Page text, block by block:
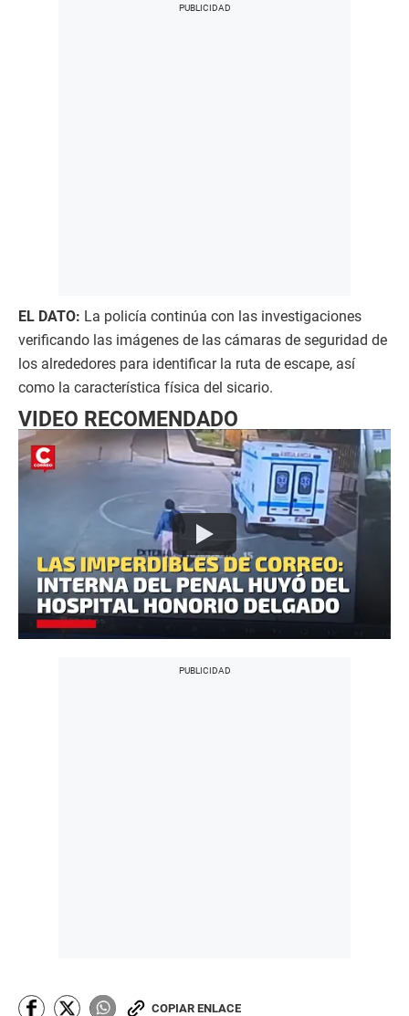
EL DATO: La policía continúa con las investigaciones
verificando las imágenes de las cámaras de seguridad de
los alrededores para identificar la ruta de escape, así
como la característica física del sicario.
VIDEO RECOMENDADO
COPIAR ENLACE